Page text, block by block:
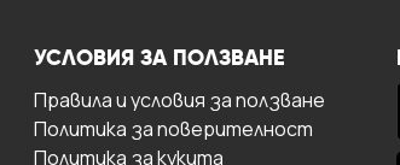
УСЛОВИЯ ЗА ПОЛЗВАНЕ
Правила и условия за ползване
Политика за поверителност
Политика за кукита